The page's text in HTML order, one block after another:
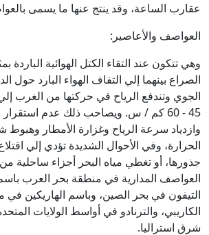
عقارب الساعة، وقد ينتج عنها ما يسمى
العواصف والأعاصير:
وهي تتكون عند التقاء الكتل الهوائية الباردة
الصراع بينهما إلي التفاف الهواء البارد حول
الجوي وتندفع الرياح في حركتها من الغرب
45 - 60 كم / س. ويصاحب ذلك عدم استقرار
وازدياد سرعة الرياح وغزارة الأمطار
الحرارة، وفي الأحوال الشديدة تؤدي إلي
جذورها، أو تغطي مياه البحر أجزاء ساحلية
العواصف المدارية في منطقة بحر العرب
التيفون في بحر الصين، وباسم الهاريكين في
الكاريبي، والترنادو في أواسط الولايات
شرق استراليا.